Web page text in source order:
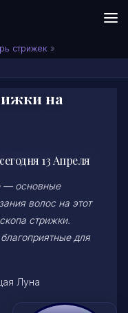
стрижек »
на
13 Апреля
— основные
волос на этот
стрижки.
для
Луна